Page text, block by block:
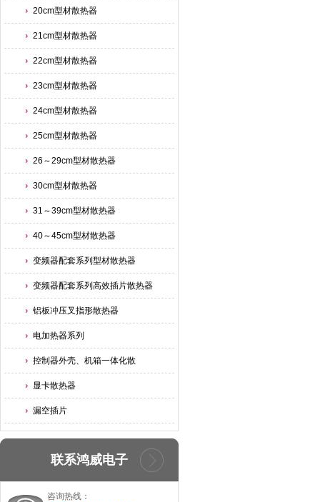
20cm型材散热器
21cm型材散热器
22cm型材散热器
23cm型材散热器
24cm型材散热器
25cm型材散热器
26～29cm型材散热器
30cm型材散热器
31～39cm型材散热器
40～45cm型材散热器
变频器配套系列型材散热器
变频器配套系列高效插片散热器
铝板冲压叉指形散热器
电加热器系列
控制器外壳、机箱一体化散
显卡散热器
漏空插片
联系鸿威电子
咨询热线：